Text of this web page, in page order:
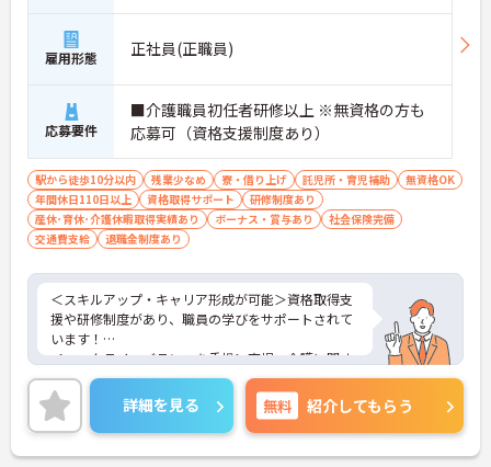
雇用形態 正社員(正職員)
応募要件
■介護職員初任者研修以上 ※無資格の方も
応募可（資格支援制度あり）
駅から徒歩10分以内 残業少なめ 寮・借り上げ 託児所・育児補助
無資格OK
年間休日110日以上
資格取得サポート
研修制度あり
産休･育休･介護休暇取得実績あり
ボーナス・賞与あり
社会保険完備
交通費支給
退職金制度あり
＜スキルアップ・キャリア形成が可能＞資格取得支
援や研修制度があり、職員の学びをサポートされて
います！
＜ワークライフバランスを重視＞育児・介護に関す
る制度や社宅制度、各種手当など、長く安心して働
きやすい環境が整っています。
＜寄り添ったケアの実施＞利用者さまに深く寄り添
ったサービスの提供を目指し、職員の専門性を高め
るような人材育成にも注力されています。
詳細を見る 無料 紹介してもらう